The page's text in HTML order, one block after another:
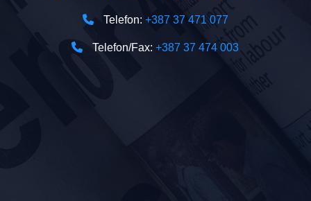
Telefon: +387 37 471 077
Telefon/Fax:+387 37 474 003